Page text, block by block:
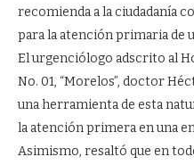
recomienda a la ciudadanía
para la atención primaria de
El urgenciólogo adscrito al
No. 01, “Morelos”, doctor
una herramienta de esta
la atención primera en una
Asimismo, resaltó que en